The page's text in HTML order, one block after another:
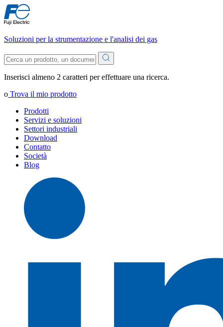
Soluzioni per la strumentazione e l'analisi dei gas
Inserisci almeno 2 caratteri per effettuare una ricerca.
o Trova il mio prodotto
Prodotti
Servizi e soluzioni
Settori industriali
Download
Contatto
Società
Blog